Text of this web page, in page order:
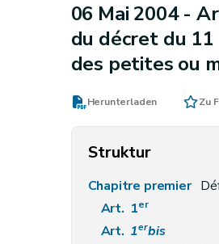
06 Mai 2004 -
du décret du
des petites ou
Herunterladen Zu
Struktur
Chapitre premier
Art. 1er
Art. 1erbis